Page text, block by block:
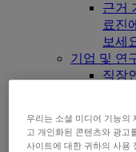
근거
료진
보세
기업 및 연
직장
우리
업그
우리는 소셜 미디어 기능의
고 개인화된 콘텐츠와 광고
사이트에 대한 귀하의 사용